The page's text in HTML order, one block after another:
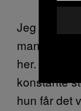
Jeg har
mand og
her. Det
konstante
hun får det